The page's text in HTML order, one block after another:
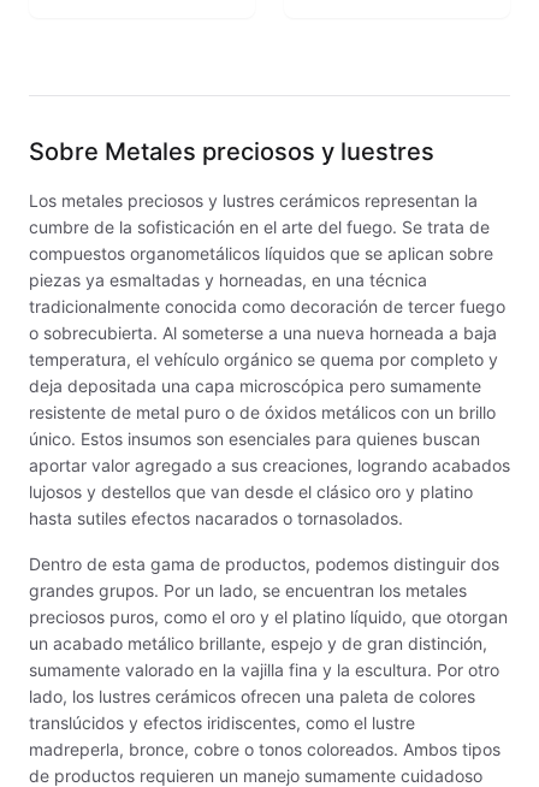
Fritas cerámicas
Granillas (970ºC-1020ºC)
Hereaus (750ºC - 850ºC)
Herramientas
Jaspeadores
Kingtsugi
Ladrillos aislantes para horno
Lápices y rotuladores
Libros y Revistas
Maquinarias
Material de laboratorio
Materias primas
Sobre Metales preciosos y luestres
Los metales preciosos y lustres cerámicos representan la
cumbre de la sofisticación en el arte del fuego. Se trata de
compuestos organometálicos líquidos que se aplican sobre
piezas ya esmaltadas y horneadas, en una técnica
tradicionalmente conocida como decoración de tercer fuego
o sobrecubierta. Al someterse a una nueva horneada a baja
temperatura, el vehículo orgánico se quema por completo y
deja depositada una capa microscópica pero sumamente
resistente de metal puro o de óxidos metálicos con un brillo
único. Estos insumos son esenciales para quienes buscan
aportar valor agregado a sus creaciones, logrando acabados
lujosos y destellos que van desde el clásico oro y platino
hasta sutiles efectos nacarados o tornasolados.
Dentro de esta gama de productos, podemos distinguir dos
grandes grupos. Por un lado, se encuentran los metales
preciosos puros, como el oro y el platino líquido, que otorgan
un acabado metálico brillante, espejo y de gran distinción,
sumamente valorado en la vajilla fina y la escultura. Por otro
lado, los lustres cerámicos ofrecen una paleta de colores
translúcidos y efectos iridiscentes, como el lustre
madreperla, bronce, cobre o tonos coloreados. Ambos tipos
de productos requieren un manejo sumamente cuidadoso